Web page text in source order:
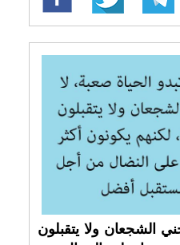
الشجعان ولا يتقبلون